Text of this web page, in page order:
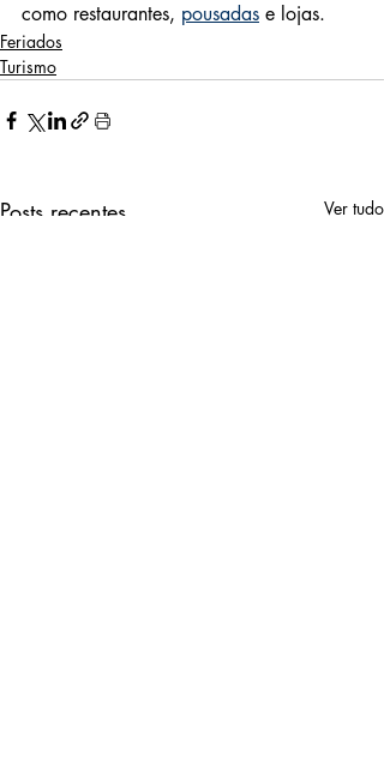
como restaurantes, pousadas e lojas.
Feriados
Turismo
Posts recentes Ver tudo